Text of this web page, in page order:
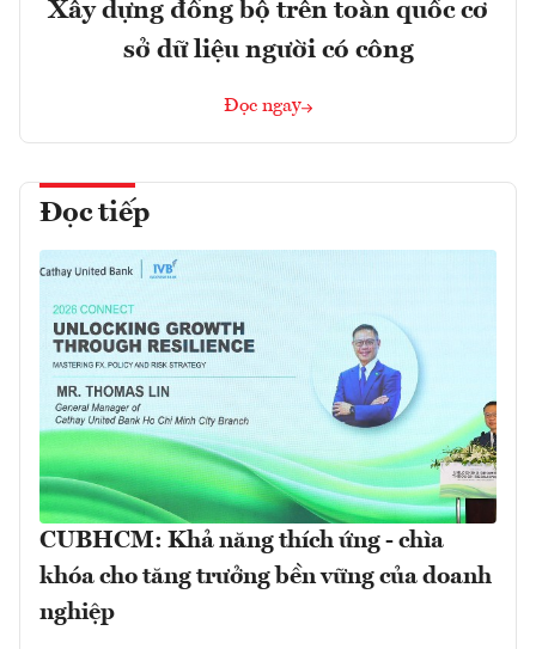
Xây dựng đồng bộ trên toàn quốc cơ
sở dữ liệu người có công
Đọc ngay
Đọc tiếp
CUBHCM: Khả năng thích ứng - chìa
khóa cho tăng trưởng bền vững của doanh
nghiệp